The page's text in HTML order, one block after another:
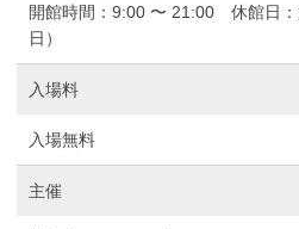
開館時間：9:00 〜 21:00 休館日
日）
入場料
入場無料
主催